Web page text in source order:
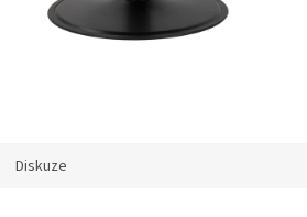
Diskuze